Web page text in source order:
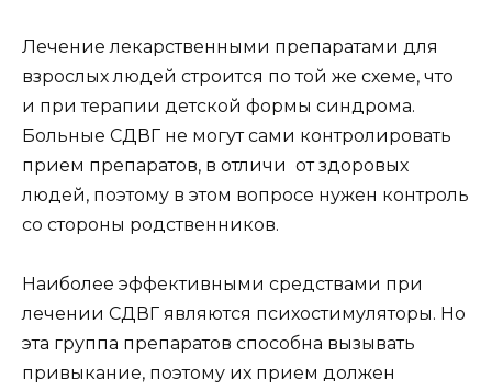
Лечение лекарственными препаратами для
взрослых людей строится по той же схеме, что
и при терапии детской формы синдрома.
Больные СДВГ не могут сами контролировать
прием препаратов, в отличи от здоровых
людей, поэтому в этом вопросе нужен контроль
со стороны родственников.
Наиболее эффективными средствами при
лечении СДВГ являются психостимуляторы. Но
эта группа препаратов способна вызывать
привыкание, поэтому их прием должен